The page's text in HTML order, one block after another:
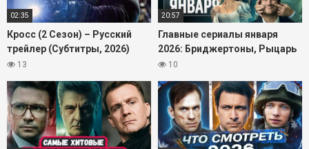
02:35
Кросс (2 Сезон) – Русский
трейлер (Субтитры, 2026)
Алекс Кросс, Amazon Сериал
13
20:57
Главные сериалы января
2026: Бриджертоны, Рыцарь
Семи Королевств, Ландыши
10